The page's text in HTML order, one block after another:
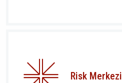
Risk Merkezi